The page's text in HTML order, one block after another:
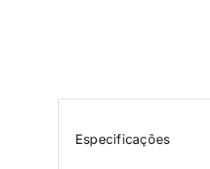
Especificações